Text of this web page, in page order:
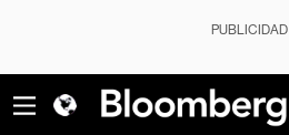
PUBLICIDAD